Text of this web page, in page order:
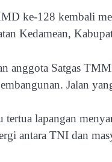
ke-128 kembali
Kedamean,
anggota Satgas
Jalan
tertua lapangan
antara TNI dan